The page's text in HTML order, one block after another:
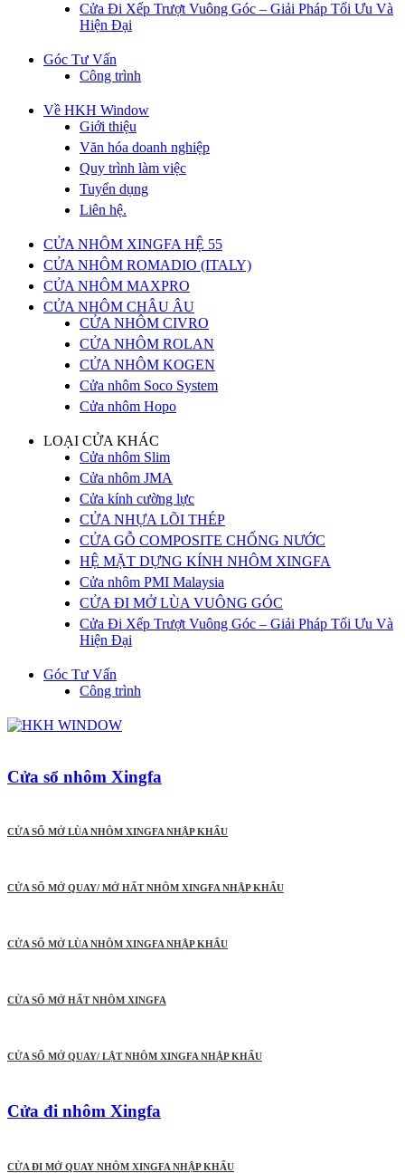
Cửa Đi Xếp Trượt Vuông Góc – Giải Pháp Tối Ưu Và
Hiện Đại
Góc Tư Vấn
Công trình
Về HKH Window
Giới thiệu
Văn hóa doanh nghiệp
Quy trình làm việc
Tuyển dụng
Liên hệ.
CỬA NHÔM XINGFA HỆ 55
CỬA NHÔM ROMADIO (ITALY)
CỬA NHÔM MAXPRO
CỬA NHÔM CHÂU ÂU
CỬA NHÔM CIVRO
CỬA NHÔM ROLAN
CỬA NHÔM KOGEN
Cửa nhôm Soco System
Cửa nhôm Hopo
LOẠI CỬA KHÁC
Cửa nhôm Slim
Cửa nhôm JMA
Cửa kính cường lực
CỬA NHỰA LÕI THÉP
CỬA GỖ COMPOSITE CHỐNG NƯỚC
HỆ MẶT DỰNG KÍNH NHÔM XINGFA
Cửa nhôm PMI Malaysia
CỬA ĐI MỞ LÙA VUÔNG GÓC
Cửa Đi Xếp Trượt Vuông Góc – Giải Pháp Tối Ưu Và
Hiện Đại
Góc Tư Vấn
Công trình
Cửa sổ nhôm Xingfa
CỬA SỔ MỞ LÙA NHÔM XINGFA NHẬP KHẨU
CỬA SỔ MỞ QUAY/ MỞ HẤT NHÔM XINGFA NHẬP KHẨU
CỬA SỔ MỞ LÙA NHÔM XINGFA NHẬP KHẨU
CỬA SỔ MỞ HẤT NHÔM XINGFA
CỬA SỔ MỞ QUAY/ LẬT NHÔM XINGFA NHẬP KHẨU
Cửa đi nhôm Xingfa
CỬA ĐI MỞ QUAY NHÔM XINGFA NHẬP KHẨU